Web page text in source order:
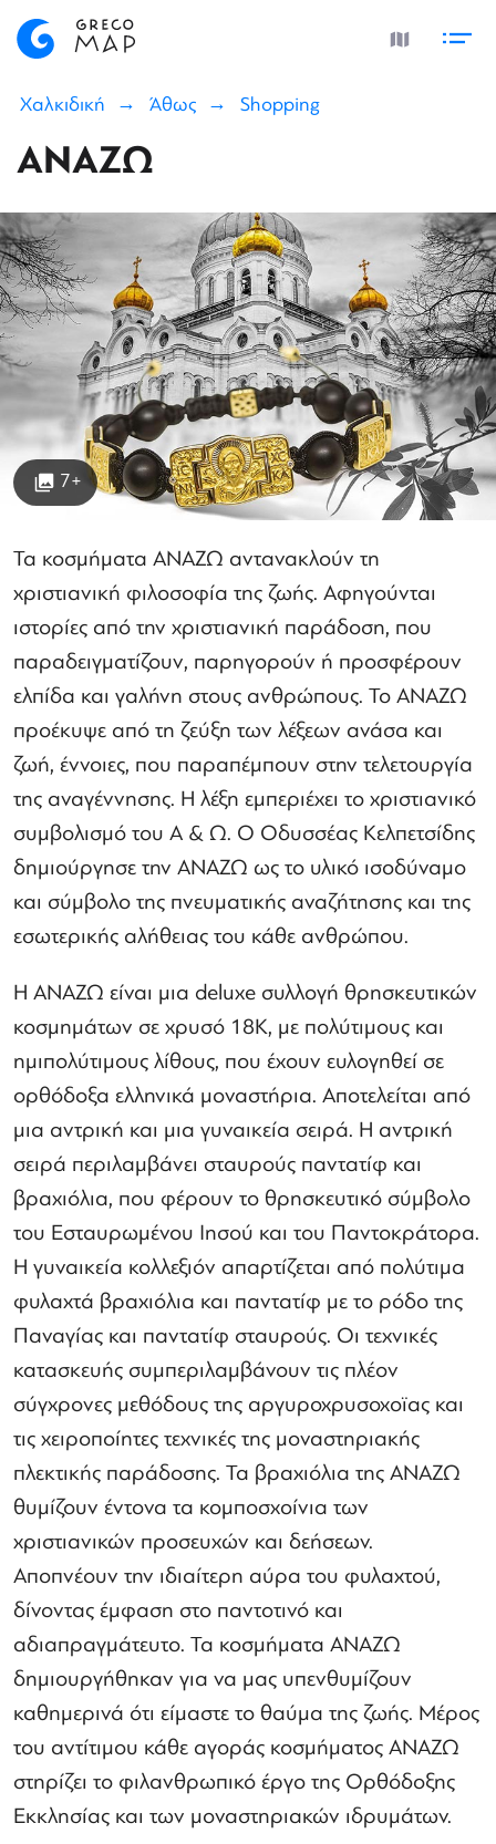
Χαλκιδική Άθως Shopping
ΑΝΑΖΩ
7+
Τα κοσμήματα ΑΝΑΖΩ αντανακλούν τη
χριστιανική φιλοσοφία της ζωής. Αφηγούνται
ιστορίες από την χριστιανική παράδοση, που
παραδειγματίζουν, παρηγορούν ή προσφέρουν
ελπίδα και γαλήνη στους ανθρώπους. Το ΑΝΑΖΩ
προέκυψε από τη ζεύξη των λέξεων ανάσα και
ζωή, έννοιες, που παραπέμπουν στην τελετουργία
της αναγέννησης. Η λέξη εμπεριέχει το χριστιανικό
συμβολισμό του Α & Ω. Ο Οδυσσέας Κελπετσίδης
δημιούργησε την ΑΝΑΖΩ ως το υλικό ισοδύναμο
και σύμβολο της πνευματικής αναζήτησης και της
εσωτερικής αλήθειας του κάθε ανθρώπου.
Η ΑΝΑΖΩ είναι μια deluxe συλλογή θρησκευτικών
κοσμημάτων σε χρυσό 18Κ, με πολύτιμους και
ημιπολύτιμους λίθους, που έχουν ευλογηθεί σε
ορθόδοξα ελληνικά μοναστήρια. Αποτελείται από
μια αντρική και μια γυναικεία σειρά. Η αντρική
σειρά περιλαμβάνει σταυρούς παντατίφ και
βραχιόλια, που φέρουν το θρησκευτικό σύμβολο
του Εσταυρωμένου Ιησού και του Παντοκράτορα.
Η γυναικεία κολλεξιόν απαρτίζεται από πολύτιμα
φυλαχτά βραχιόλια και παντατίφ με το ρόδο της
Παναγίας και παντατίφ σταυρούς. Οι τεχνικές
κατασκευής συμπεριλαμβάνουν τις πλέον
σύγχρονες μεθόδους της αργυροχρυσοχοϊας και
τις χειροποίητες τεχνικές της μοναστηριακής
πλεκτικής παράδοσης. Τα βραχιόλια της ΑΝΑΖΩ
θυμίζουν έντονα τα κομποσχοίνια των
χριστιανικών προσευχών και δεήσεων.
Αποπνέουν την ιδιαίτερη αύρα του φυλαχτού,
δίνοντας έμφαση στο παντοτινό και
αδιαπραγμάτευτο. Τα κοσμήματα ΑΝΑΖΩ
δημιουργήθηκαν για να μας υπενθυμίζουν
καθημερινά ότι είμαστε το θαύμα της ζωής. Μέρος
του αντίτιμου κάθε αγοράς κοσμήματος ΑΝΑΖΩ
στηρίζει το φιλανθρωπικό έργο της Ορθόδοξης
Εκκλησίας και των μοναστηριακών ιδρυμάτων.